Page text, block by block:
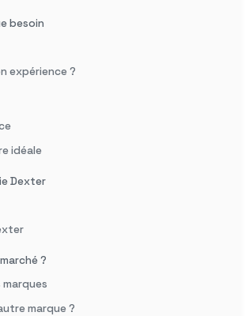
besoin
expérience ?
idéale
Dexter
?
marque ?